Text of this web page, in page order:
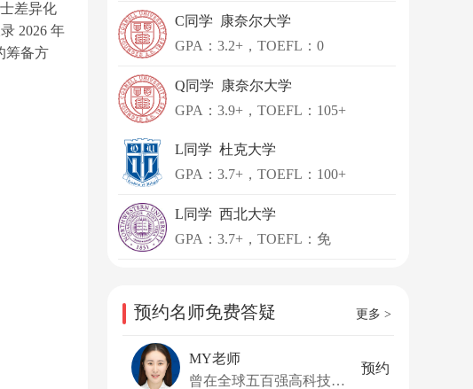
差异化
2026 年
筹备方
C同学 康奈尔大学
GPA：3.2+，TOEFL：0
Q同学 康奈尔大学
GPA：3.9+，TOEFL：105+
L同学 杜克大学
GPA：3.7+，TOEFL：100+
L同学 西北大学
GPA：3.7+，TOEFL：免
预约名师免费答疑 更多 >
MY老师
曾在全球五百强高科技公司的美国加州硅谷总部工作
预约